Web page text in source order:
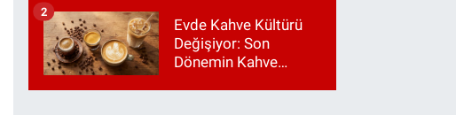
Evde Kahve Kültürü
Değişiyor: Son
Dönemin Kahve
2